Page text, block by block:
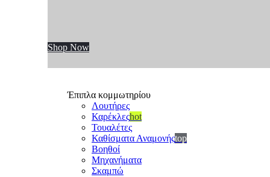
Shop Now
Έπιπλα κομμωτηρίου
Λουτήρες
Καρέκλεςhot
Τουαλέτες
Καθίσματα Αναμονήςtop
Βοηθοί
Μηχανήματα
Σκαμπώ